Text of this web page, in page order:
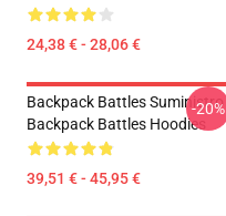
24,38 € - 28,06 €
Backpack Battles Suministro
Backpack Battles Hoodies
39,51 € - 45,95 €
-20%